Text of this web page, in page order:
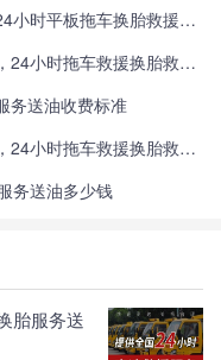
来宾高速公路车辆救援电话号码，24小时平板拖车换胎救援应急送油救援服务价格
上海嘉定区高速公路车辆救援电话，24小时拖车救援换胎救援紧急送油救援服务多少钱
务送油收费标准
宣城宣州区高速汽车救援电话号码，24小时拖车救援换胎救援送油服务价格
务送油多少钱
胎服务送